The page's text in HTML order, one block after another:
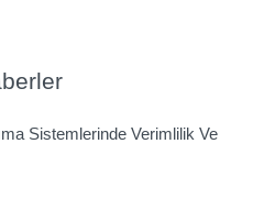
Sistemlerinde Verimlilik Ve